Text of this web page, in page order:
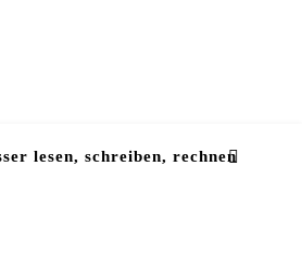
lesen, schreiben, rechnen